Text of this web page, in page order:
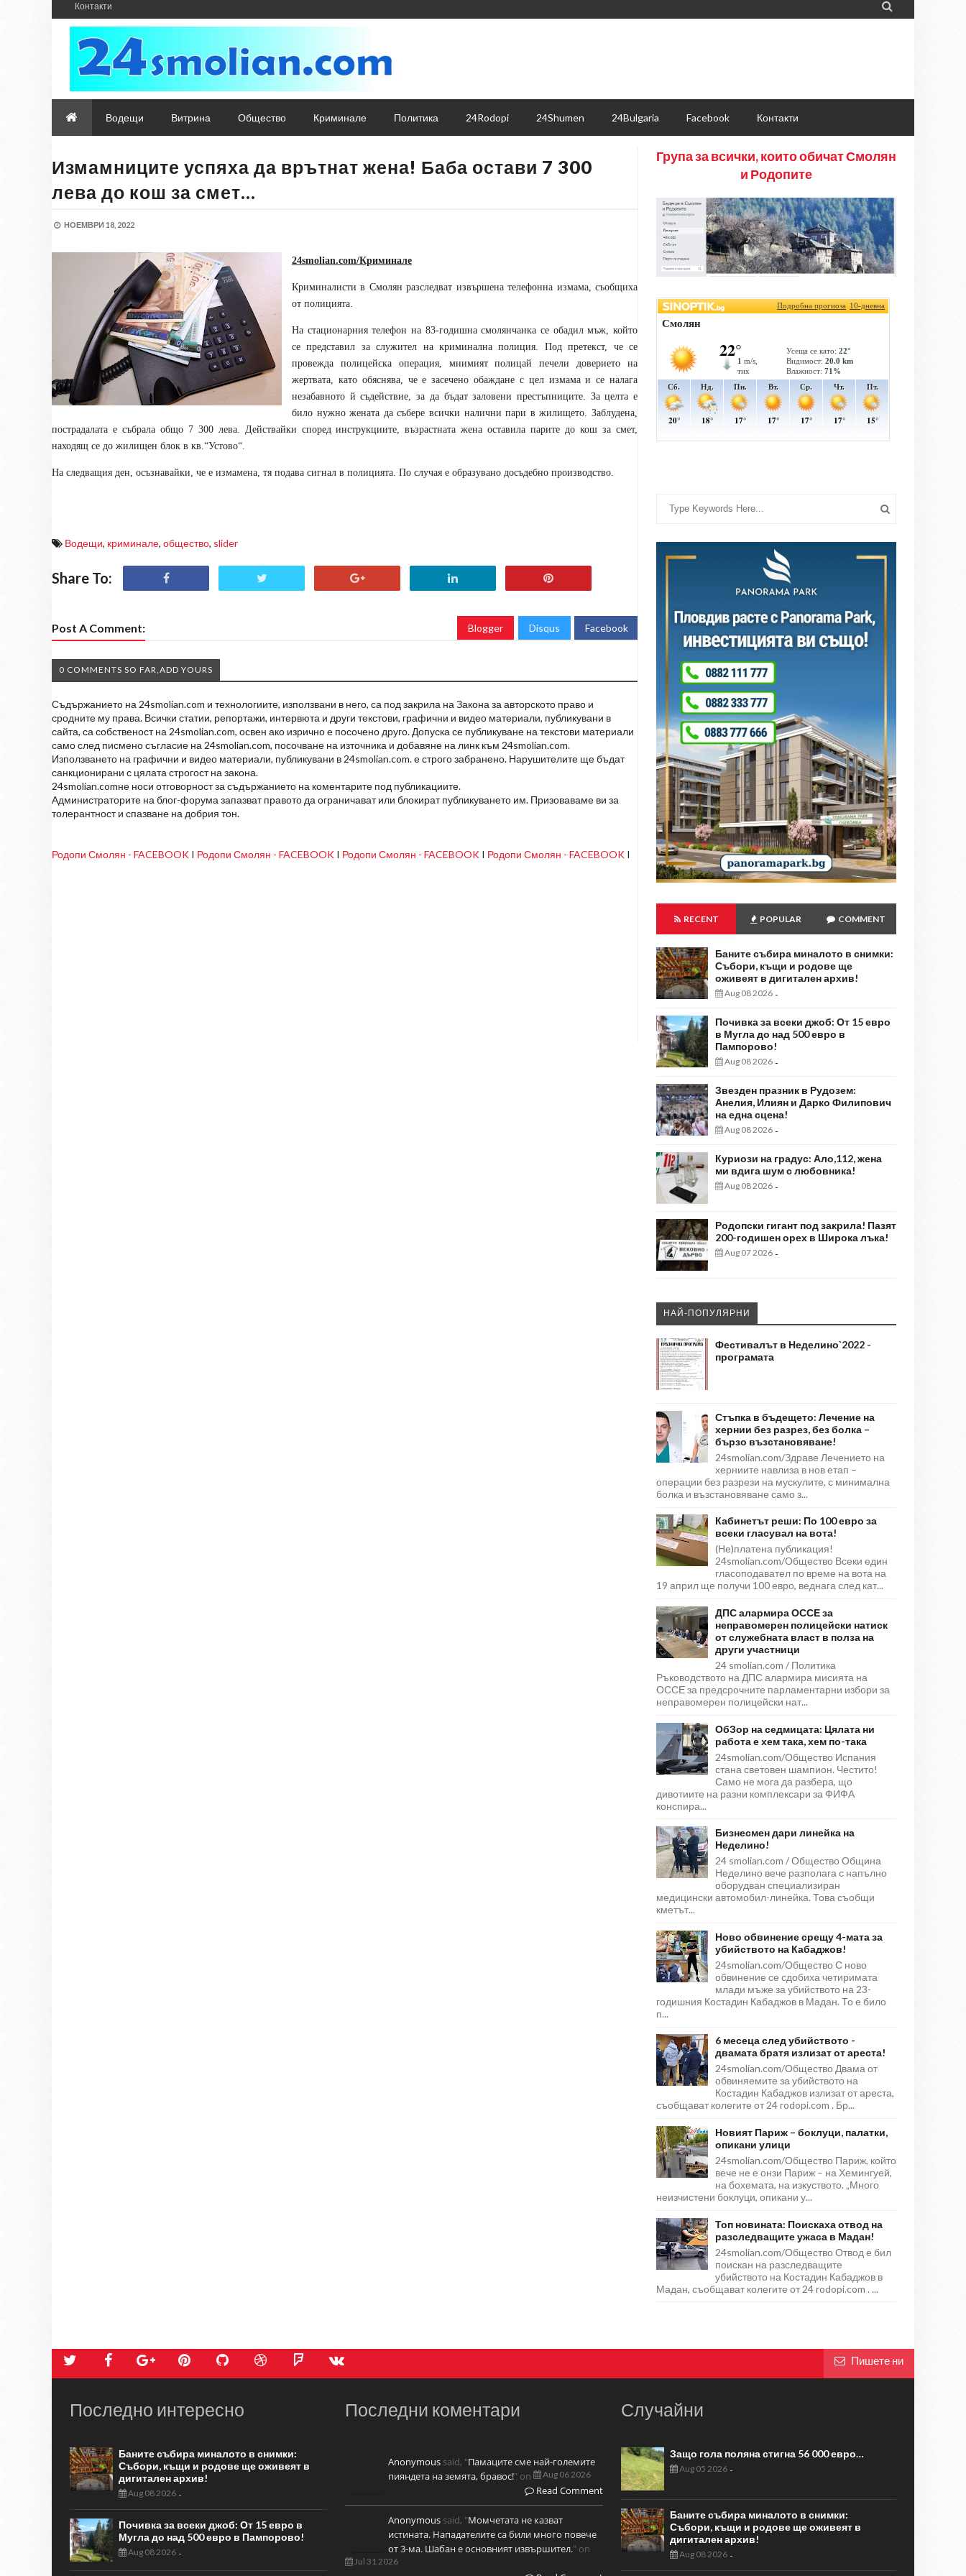
Контакти 
Водещи Витрина Общество Криминале Политика 24Rodopi 24Shumen 24Bulgaria Facebook Контакти
Измамниците успяха да врътнат жена! Баба остави 7 300
лева до кош за смет…
НОЕМВРИ 18, 2022
24smolian.com/Криминале
Криминалисти в Смолянразследват извършена телефонна измама, съобщиха
от полицията.
На стационарния телефон на 83-годишна смолянчанка се обадил мъж, който
се представил за служител на криминална полиция. Под претекст, че се
провежда полицейска операция, мнимият полицай печели доверието на
жертвата, като обяснява, че е засечено обаждане с цел измама и се налага
незабавното й съдействие, за да бъдат заловени престъпниците. За целта е
било нужножената да събере всички налични пари в жилището. Заблудена,
пострадалата е събрала общо 7 300 лева. Действайки според инструкциите, възрастната жена оставила парите до кош за смет,
находящ се до жилищен блок в кв.“Устово“.
На следващия ден, осъзнавайки, че е измамена, тя подава сигнал в полицията. По случая е образувано досъдебно производство.
Водещи, криминале, общество, slider
Share To:
Post A Comment: Blogger Disqus Facebook
0 COMMENTS SO FAR,ADD YOURS
Съдържанието на 24smolian.com и технологиите, използвани в него, са под закрила на Закона за авторското право и
сродните му права. Всички статии, репортажи, интервюта и други текстови, графични и видео материали, публикувани в
сайта, са собственост на 24smolian.com, освен ако изрично е посочено друго. Допуска се публикуване на текстови материали
само след писмено съгласие на 24smolian.com, посочване на източника и добавяне на линк към 24smolian.com.
Използването на графични и видео материали, публикувани в 24smolian.com. е строго забранено. Нарушителите ще бъдат
санкционирани с цялата строгост на закона.
24smolian.comне носи отговорност за съдържанието на коментарите под публикациите.
Администраторите на блог-форума запазват правото да ограничават или блокират публикуването им. Призоваваме ви за
толерантност и спазване на добрия тон.
Родопи Смолян - FACEBOOK I Родопи Смолян - FACEBOOK I Родопи Смолян - FACEBOOK I Родопи Смолян - FACEBOOK I
Група за всички, които обичат Смолян
и Родопите
RECENT POPULAR COMMENT
Баните събира миналото в снимки:
Събори, къщи и родове ще
оживеят в дигитален архив!
Aug 08 2026 -
Почивка за всеки джоб: От 15 евро
в Мугла до над 500 евро в
Пампорово!
Aug 08 2026 -
Звезден празник в Рудозем:
Анелия, Илиян и Дарко Филипович
на една сцена!
Aug 08 2026 -
Куриози на градус: Ало,112, жена
ми вдига шум с любовника!
Aug 08 2026 -
Родопски гигант под закрила! Пазят
200-годишен орех в Широка лъка!
Aug 07 2026 -
НАЙ-ПОПУЛЯРНИ
Фестивалът в Неделино`2022 -
програмата
Стъпка в бъдещето: Лечение на
хернии без разрез, без болка –
бързо възстановяване!
24smolian.com/Здраве Лечението на
херниите навлиза в нов етап –
операции без разрези на мускулите, с минимална
болка и възстановяване само з...
Кабинетът реши: По 100 евро за
всеки гласувал на вота!
(Не)платена публикация!
24smolian.com/Общество Всеки един
гласоподавател по време на вота на
19 април ще получи 100 евро, веднага след кат...
ДПС алармира ОССЕ за
неправомерен полицейски натиск
от служебната власт в полза на
други участници
24 smolian.com / Политика
Ръководството на ДПС алармира мисията на
ОССЕ за предсрочните парламентарни избори за
неправомерен полицейски нат...
ОбЗор на седмицата: Цялата ни
работа е хем така, хем по-така
24smolian.com/Общество Испания
стана световен шампион. Честито!
Само не мога да разбера, що
дивотиите на разни комплексари за ФИФА
конспира...
Бизнесмен дари линейка на
Неделино!
24 smolian.com / Общество Община
Неделино вече разполага с напълно
оборудван специализиран
медицински автомобил-линейка. Това съобщи
кметът...
Ново обвинение срещу 4-мата за
убийството на Кабаджов!
24smolian.com/Общество С ново
обвинение се сдобиха четиримата
млади мъже за убийството на 23-
годишния Костадин Кабаджов в Мадан. То е било
п...
6 месеца след убийството -
двамата братя излизат от ареста!
24smolian.com/Общество Двама от
обвиняемите за убийството на
Костадин Кабаджов излизат от ареста,
съобщават колегите от 24 rodopi.com . Бр...
Новият Париж – боклуци, палатки,
опикани улици
24smolian.com/Общество Париж, който
вече не е онзи Париж – на Хемингуей,
на бохемата, на изкуството. „Много
неизчистени боклуци, опикани у...
Топ новината: Поискаха отвод на
разследващите ужаса в Мадан!
24smolian.com/Общество Отвод е бил
поискан на разследващите
убийството на Костадин Кабаджов в
Мадан, съобщават колегите от 24 rodopi.com . ...
Пишете ни
Последно интересно
Баните събира миналото в снимки:
Събори, къщи и родове ще оживеят в
дигитален архив!
Aug 08 2026 -
Почивка за всеки джоб: От 15 евро в
Мугла до над 500 евро в Пампорово!
Aug 08 2026 -
Последни коментари
Anonymous said, "Памаците сме най-големите
пияндета на земята, бравос!" on Aug 06 2026
Read Comment
Anonymous said, "Момчетата не казват
истината. Нападателите са били много повече
от 3-ма. Шабан е основният извършител." on
Jul 31 2026
Случайни
Защо гола поляна стигна 56 000 евро…
Aug 05 2026-
Баните събира миналото в снимки:
Събори, къщи и родове ще оживеят в
дигитален архив!
Aug 08 2026-